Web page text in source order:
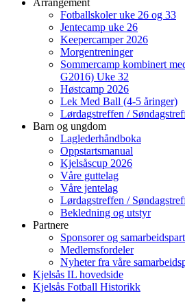
Arrangement
Fotballskoler uke 26 og 33
Jentecamp uke 26
Keepercamper 2026
Morgentreninger
Sommercamp kombinert
G2016) Uke 32
Høstcamp 2026
Lek Med Ball (4-5 åringer)
Lørdagstreffen /
Barn og ungdom
Laglederhåndboka
Oppstartsmanual
Kjelsåscup 2026
Våre guttelag
Våre jentelag
Lørdagstreffen /
Bekledning og utstyr
Partnere
Sponsorer og
Medlemsfordeler
Nyheter fra våre
Kjelsås IL hovedside
Kjelsås Fotball Historikk